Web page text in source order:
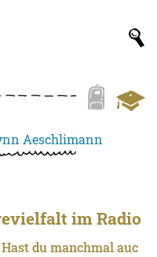
Aeschlimann
im Radio
du manchmal auc